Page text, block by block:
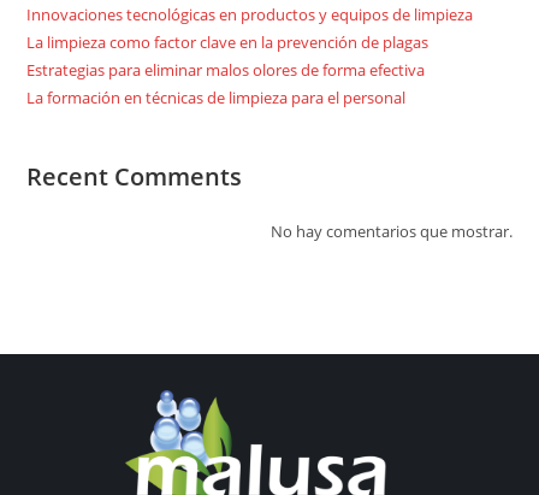
Innovaciones tecnológicas en productos y equipos de limpieza
La limpieza como factor clave en la prevención de plagas
Estrategias para eliminar malos olores de forma efectiva
La formación en técnicas de limpieza para el personal
Recent Comments
No hay comentarios que mostrar.